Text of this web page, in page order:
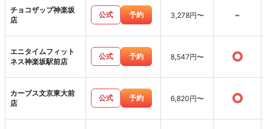
チョコザップ神楽坂
店
公式 予約 3,278円〜 -
エニタイムフィット
ネス神楽坂駅前店
公式 予約 8,547円〜 ○
カーブス文京東大前
店
公式 予約 6,820円〜 ○